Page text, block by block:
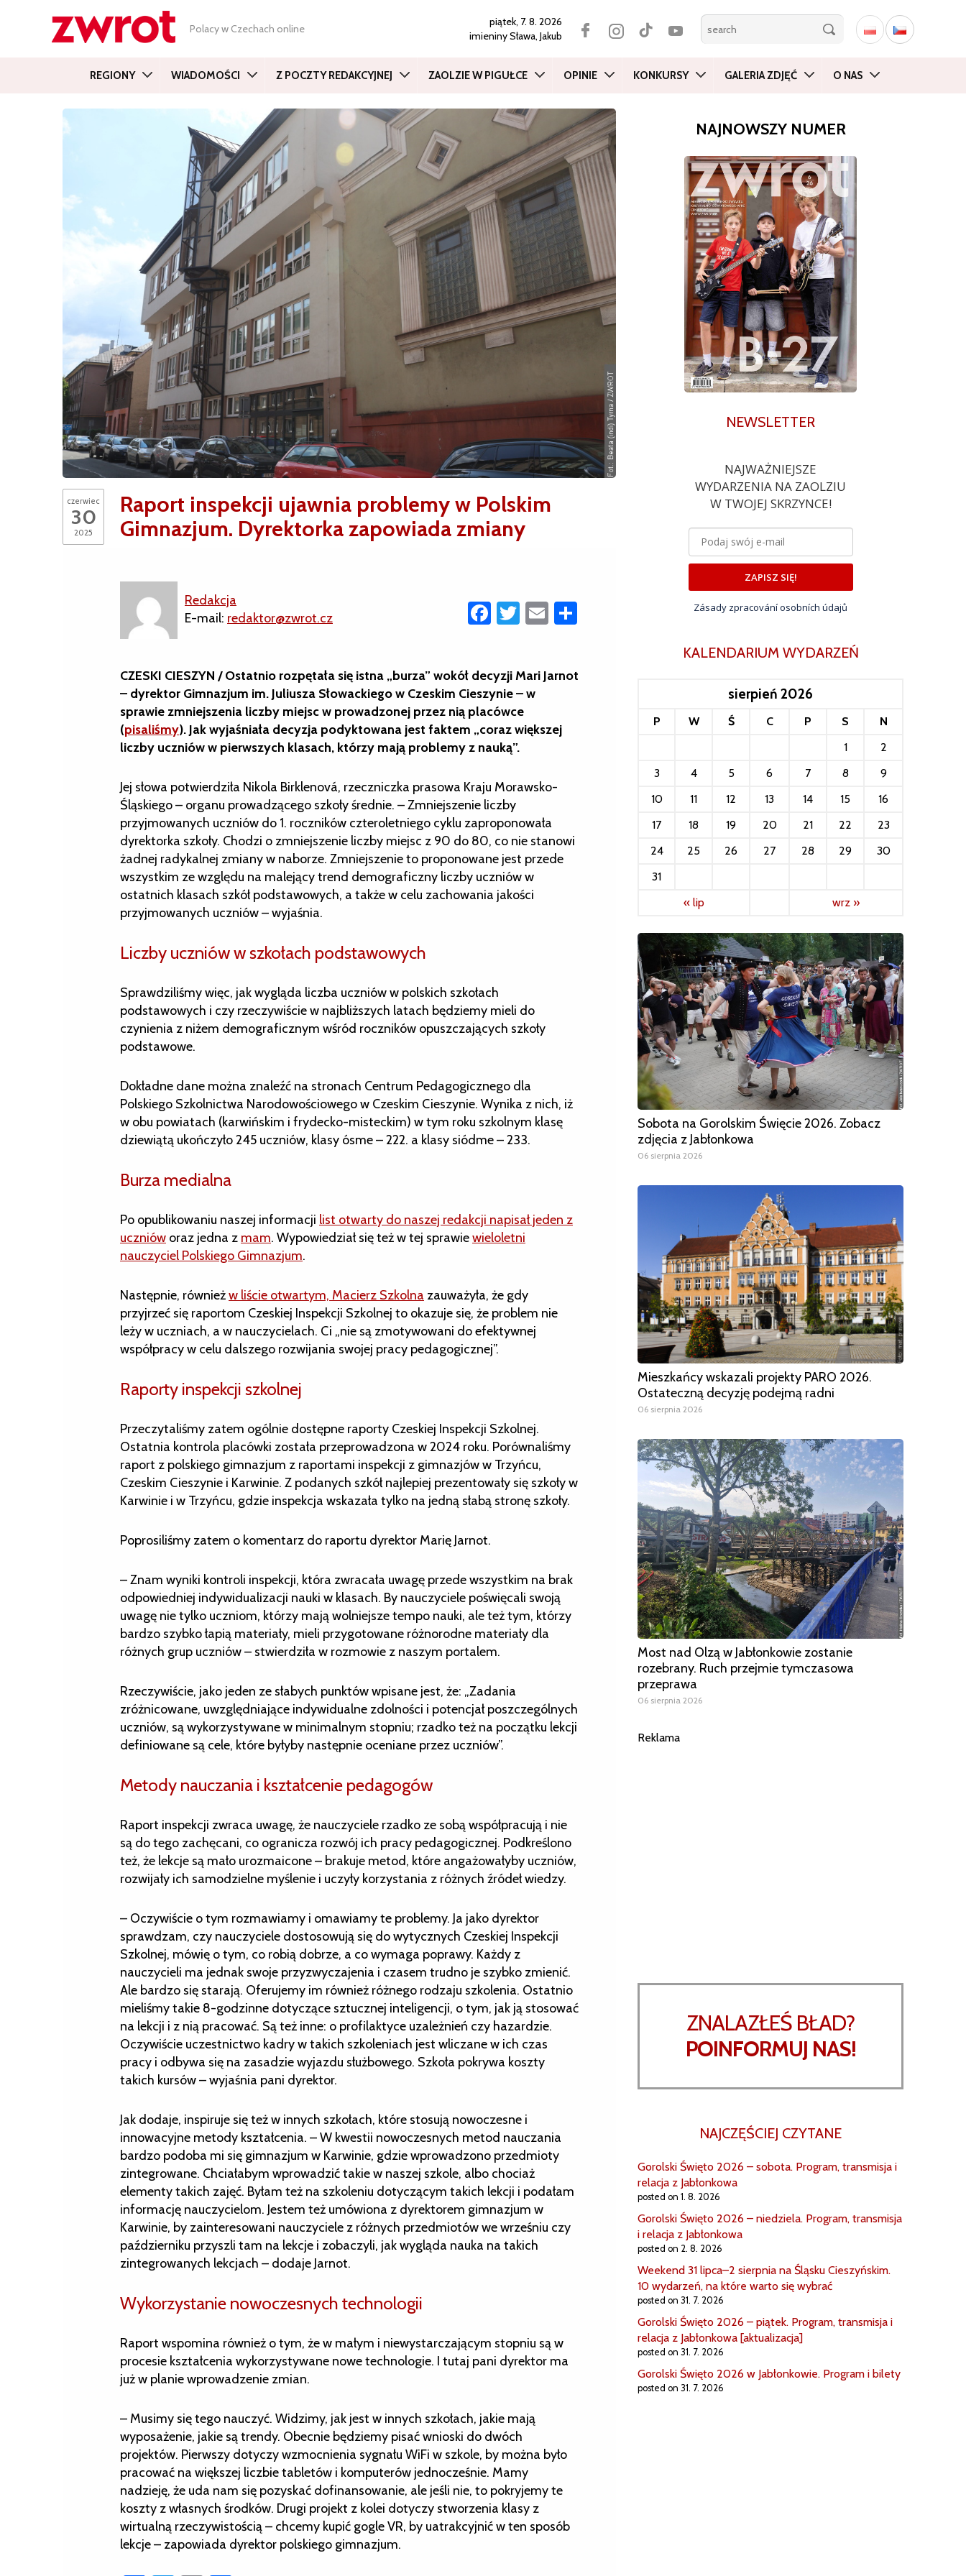
Polacy w Czechach online
piątek, 7. 8. 2026
imieninySława, Jakub
REGIONY WIADOMOŚCI Z POCZTY REDAKCYJNEJ ZAOLZIE W PIGUŁCE OPINIE KONKURSY GALERIA ZDJĘĆ O NAS
czerwiec
30
2025
Raport inspekcji ujawnia problemy w Polskim
Gimnazjum. Dyrektorka zapowiada zmiany
Redakcja
E-mail: redaktor@zwrot.cz Facebook
Twitter
Email
CZESKI CIESZYN / Ostatnio rozpętała się istna „burza” wokół decyzji Mari Jarnot
– dyrektor Gimnazjum im. Juliusza Słowackiego w Czeskim Cieszynie – w
sprawie zmniejszenia liczby miejsc w prowadzonej przez nią placówce
(pisaliśmy). Jak wyjaśniała decyzja podyktowana jest faktem „coraz większej
liczby uczniów w pierwszych klasach, którzy mają problemy z nauką”.
Jej słowa potwierdziła Nikola Birklenová, rzeczniczka prasowa Kraju Morawsko-
Śląskiego – organu prowadzącego szkoły średnie. – Zmniejszenie liczby
przyjmowanych uczniów do 1. roczników czteroletniego cyklu zaproponowała
dyrektorka szkoły. Chodzi o zmniejszenie liczby miejsc z 90 do 80, co nie stanowi
żadnej radykalnej zmiany w naborze. Zmniejszenie to proponowane jest przede
wszystkim ze względu na malejący trend demograficzny liczby uczniów w
ostatnich klasach szkół podstawowych, a także w celu zachowania jakości
przyjmowanych uczniów – wyjaśnia.
Liczby uczniów w szkołach podstawowych
Sprawdziliśmy więc, jak wygląda liczba uczniów w polskich szkołach
podstawowych i czy rzeczywiście w najbliższych latach będziemy mieli do
czynienia z niżem demograficznym wśród roczników opuszczających szkoły
podstawowe.
Dokładne dane można znaleźć na stronach Centrum Pedagogicznego dla
Polskiego Szkolnictwa Narodowościowego w Czeskim Cieszynie. Wynika z nich, iż
w obu powiatach (karwińskim i frydecko-misteckim) w tym roku szkolnym klasę
dziewiątą ukończyło 245 uczniów, klasy ósme – 222. a klasy siódme – 233.
Burza medialna
Po opublikowaniu naszej informacji list otwarty do naszej redakcji napisał jeden z
uczniów oraz jedna z mam. Wypowiedział się też w tej sprawiewieloletni
nauczyciel Polskiego Gimnazjum.
Następnie, równieżw liście otwartym, Macierz Szkolna zauważyła, że gdy
przyjrzeć się raportom Czeskiej Inspekcji Szkolnej to okazuje się, że problem nie
leży w uczniach, a w nauczycielach. Ci „nie są zmotywowani do efektywnej
współpracy w celu dalszego rozwijania swojej pracy pedagogicznej”.
Raporty inspekcji szkolnej
Przeczytaliśmy zatem ogólnie dostępne raporty Czeskiej Inspekcji Szkolnej.
Ostatnia kontrola placówki została przeprowadzona w 2024 roku. Porównaliśmy
raport z polskiego gimnazjum z raportami inspekcji z gimnazjów w Trzyńcu,
Czeskim Cieszynie i Karwinie. Z podanych szkół najlepiej prezentowały się szkoły w
Karwinie i w Trzyńcu, gdzie inspekcja wskazała tylko na jedną słabą stronę szkoły.
Poprosiliśmy zatem o komentarz do raportu dyrektor Marię Jarnot.
– Znam wyniki kontroli inspekcji, która zwracała uwagę przede wszystkim na brak
odpowiedniej indywidualizacji nauki w klasach. By nauczyciele poświęcali swoją
uwagę nie tylko uczniom, którzy mają wolniejsze tempo nauki, ale też tym, którzy
bardzo szybko łapią materiały, mieli przygotowane różnorodne materiały dla
różnych grup uczniów – stwierdziła w rozmowie z naszym portalem.
Rzeczywiście, jako jeden ze słabych punktów wpisane jest, że: „Zadania
zróżnicowane, uwzględniające indywidualne zdolności i potencjał poszczególnych
uczniów, są wykorzystywane w minimalnym stopniu; rzadko też na początku lekcji
definiowane są cele, które byłyby następnie oceniane przez uczniów”.
Metody nauczania i kształcenie pedagogów
Raport inspekcji zwraca uwagę, że nauczyciele rzadko ze sobą współpracują i nie
są do tego zachęcani, co ogranicza rozwój ich pracy pedagogicznej. Podkreślono
też, że lekcje są mało urozmaicone – brakuje metod, które angażowałyby uczniów,
rozwijały ich samodzielne myślenie i uczyły korzystania z różnych źródeł wiedzy.
– Oczywiście o tym rozmawiamy i omawiamy te problemy. Ja jako dyrektor
sprawdzam, czy nauczyciele dostosowują się do wytycznych Czeskiej Inspekcji
Szkolnej, mówię o tym, co robią dobrze, a co wymaga poprawy. Każdy z
nauczycieli ma jednak swoje przyzwyczajenia i czasem trudno je szybko zmienić.
Ale bardzo się starają. Oferujemy im również różnego rodzaju szkolenia. Ostatnio
mieliśmy takie 8-godzinne dotyczące sztucznej inteligencji, o tym, jak ją stosować
na lekcji i z nią pracować. Są też inne: o profilaktyce uzależnień czy hazardzie.
Oczywiście uczestnictwo kadry w takich szkoleniach jest wliczane w ich czas
pracy i odbywa się na zasadzie wyjazdu służbowego. Szkoła pokrywa koszty
takich kursów – wyjaśnia pani dyrektor.
Jak dodaje, inspiruje się też w innych szkołach, które stosują nowoczesne i
innowacyjne metody kształcenia. – W kwestii nowoczesnych metod nauczania
bardzo podoba mi się gimnazjum w Karwinie, gdzie wprowadzono przedmioty
zintegrowane. Chciałabym wprowadzić takie w naszej szkole, albo chociaż
elementy takich zajęć. Byłam też na szkoleniu dotyczącym takich lekcji i podałam
informację nauczycielom. Jestem też umówiona z dyrektorem gimnazjum w
Karwinie, by zainteresowani nauczyciele z różnych przedmiotów we wrześniu czy
październiku przyszli tam na lekcje i zobaczyli, jak wygląda nauka na takich
zintegrowanych lekcjach – dodaje Jarnot.
Wykorzystanie nowoczesnych technologii
Raport wspomina również o tym, że w małym i niewystarczającym stopniu są w
procesie kształcenia wykorzystywane nowe technologie. I tutaj pani dyrektor ma
już w planie wprowadzenie zmian.
– Musimy się tego nauczyć. Widzimy, jak jest w innych szkołach, jakie mają
wyposażenie, jakie są trendy. Obecnie będziemy pisać wnioski do dwóch
projektów. Pierwszy dotyczy wzmocnienia sygnału WiFi w szkole, by można było
pracować na większej liczbie tabletów i komputerów jednocześnie. Mamy
nadzieję, że uda nam się pozyskać dofinansowanie, ale jeśli nie, to pokryjemy te
koszty z własnych środków. Drugi projekt z kolei dotyczy stworzenia klasy z
wirtualną rzeczywistością – chcemy kupić gogle VR, by uatrakcyjnić w ten sposób
lekcje – zapowiada dyrektor polskiego gimnazjum.
NAJNOWSZY NUMER
NEWSLETTER
NAJWAŻNIEJSZE
WYDARZENIA NA ZAOLZIU
W TWOJEJ SKRZYNCE!
ZAPISZ SIĘ!
Zásady zpracování osobních údajů
KALENDARIUM WYDARZEŃ
sierpień 2026
P W Ś C P S
N
1
2
3
4 5 6 7 8
9
10
11 12 13 14 15
16
17
18 19 20 21 22
23
24
25 26 27 28 29
30
31
« lip
wrz »
Sobota na Gorolskim Święcie 2026. Zobacz
zdjęcia z Jabłonkowa
06 sierpnia 2026
Mieszkańcy wskazali projekty PARO 2026.
Ostateczną decyzję podejmą radni
06 sierpnia 2026
Most nad Olzą w Jabłonkowie zostanie
rozebrany. Ruch przejmie tymczasowa
przeprawa
06 sierpnia 2026
Reklama
ZNALAZŁEŚ BŁAD?
POINFORMUJ NAS!
NAJCZĘŚCIEJ CZYTANE
Gorolski Święto 2026 – sobota. Program, transmisja i
relacja z Jabłonkowa
posted on 1. 8. 2026
Gorolski Święto 2026 – niedziela. Program, transmisja
i relacja z Jabłonkowa
posted on 2. 8. 2026
Weekend 31 lipca–2 sierpnia na Śląsku Cieszyńskim.
10 wydarzeń, na które warto się wybrać
posted on 31. 7. 2026
Gorolski Święto 2026 – piątek. Program, transmisja i
relacja z Jabłonkowa [aktualizacja]
posted on 31. 7. 2026
Gorolski Święto 2026 w Jabłonkowie. Program i bilety
posted on 31. 7. 2026